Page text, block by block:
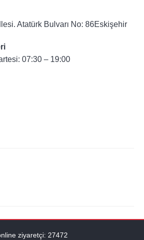
Atatürk Bulvarı No: 86Eskişehir
07:30 – 19:00
ziyaretçi: 27472